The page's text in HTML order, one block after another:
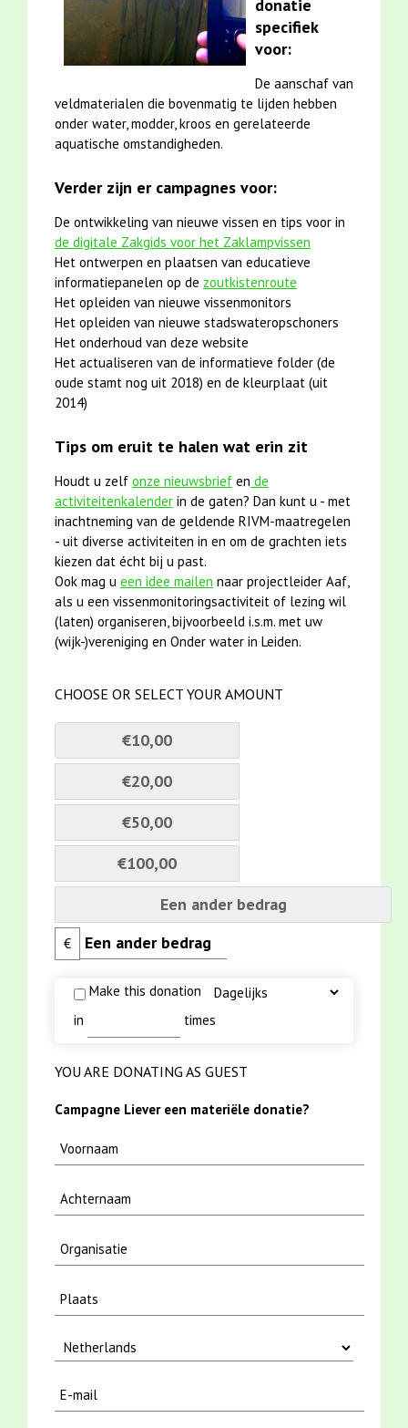
donatie
specifiek
voor:
De aanschaf van
veldmaterialen die bovenmatig te lijden hebben
onder water, modder, kroos en gerelateerde
aquatische omstandigheden.
Verder zijn er campagnes voor:
De ontwikkeling van nieuwe vissen en tips voor in
de digitale Zakgids voor het Zaklampvissen
Het ontwerpen en plaatsen van educatieve
informatiepanelen op de zoutkistenroute
Het opleiden van nieuwe vissenmonitors
Het opleiden van nieuwe stadswateropschoners
Het onderhoud van deze website
Het actualiseren van de informatieve folder (de
oude stamt nog uit 2018) en de kleurplaat (uit
2014)
Tips om eruit te halen wat erin zit
Houdt u zelf onze nieuwsbrief en de
activiteitenkalender in de gaten? Dan kunt u - met
inachtneming van de geldende RIVM-maatregelen
- uit diverse activiteiten in en om de grachten iets
kiezen dat écht bij u past.
Ook mag u een idee mailen naar projectleider Aaf,
als u een vissenmonitoringsactiviteit of lezing wil
(laten) organiseren, bijvoorbeeld i.s.m. met uw
(wijk-)vereniging en Onder water in Leiden.
CHOOSE OR SELECT YOUR AMOUNT
€10,00
€20,00
€50,00
€100,00
Een ander bedrag
€
Make this donation
in
times
YOU ARE DONATING AS GUEST
Campagne Liever een materiële donatie?